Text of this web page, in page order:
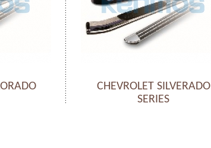
CHEVROLET SILVERADO
SERIES